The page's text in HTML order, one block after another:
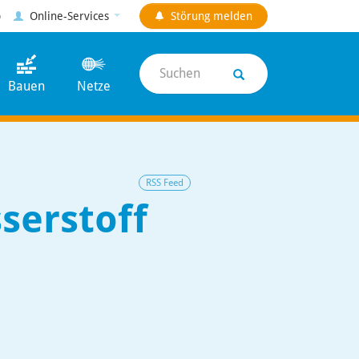
Online-Services Störung melden
Bauen Netze
Suchen
RSS Feed